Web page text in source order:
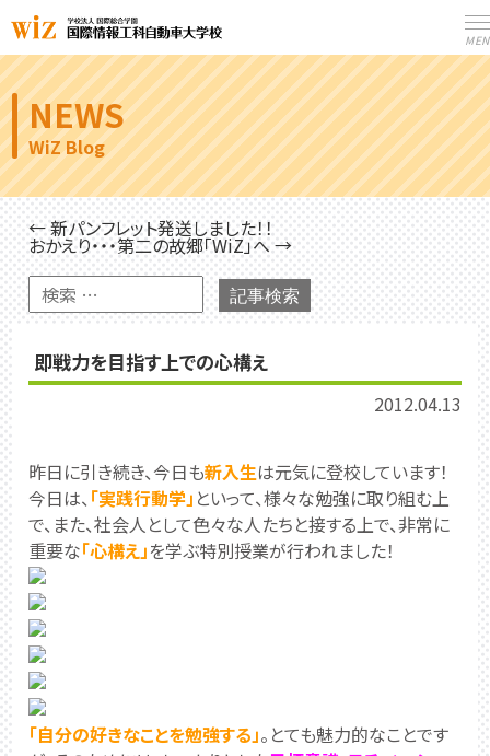
NEWS
WiZ Blog
← 新パンフレット発送しました！！
おかえり・・・第二の故郷「WiZ」へ →
記事検索
即戦力を目指す上での心構え
2012.04.13
昨日に引き続き、今日も新入生は元気に登校しています！
今日は、 「実践行動学」 といって、様々な勉強に取り組む上
で、また、社会人として色々な人たちと接する上で、非常に
重要な「心構え」を学ぶ特別授業が行われました！
「自分の好きなことを勉強する」。とても魅力的なことです